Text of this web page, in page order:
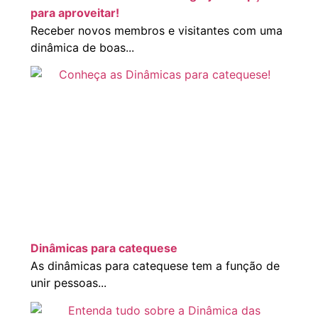
para aproveitar!
Receber novos membros e visitantes com uma
dinâmica de boas...
Dinâmicas para catequese
As dinâmicas para catequese tem a função de
unir pessoas...